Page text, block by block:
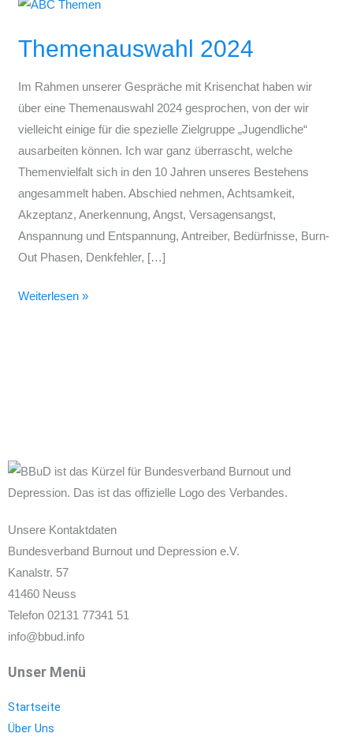
Themenauswahl 2024
Im Rahmen unserer Gespräche mit Krisenchat haben wir
über eine Themenauswahl 2024 gesprochen, von der wir
vielleicht einige für die spezielle Zielgruppe „Jugendliche“
ausarbeiten können. Ich war ganz überrascht, welche
Themenvielfalt sich in den 10 Jahren unseres Bestehens
angesammelt haben. Abschied nehmen, Achtsamkeit,
Akzeptanz, Anerkennung, Angst, Versagensangst,
Anspannung und Entspannung, Antreiber, Bedürfnisse, Burn-
Out Phasen, Denkfehler, […]
Weiterlesen »
Unsere Kontaktdaten
Bundesverband Burnout und Depression e.V.
Kanalstr. 57
41460 Neuss
Telefon 02131 77341 51
info@bbud.info
Unser Menü
Startseite
Über Uns